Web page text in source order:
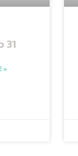
31
»